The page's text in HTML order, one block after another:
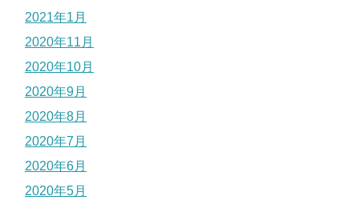
2021年1月
2020年11月
2020年10月
2020年9月
2020年8月
2020年7月
2020年6月
2020年5月